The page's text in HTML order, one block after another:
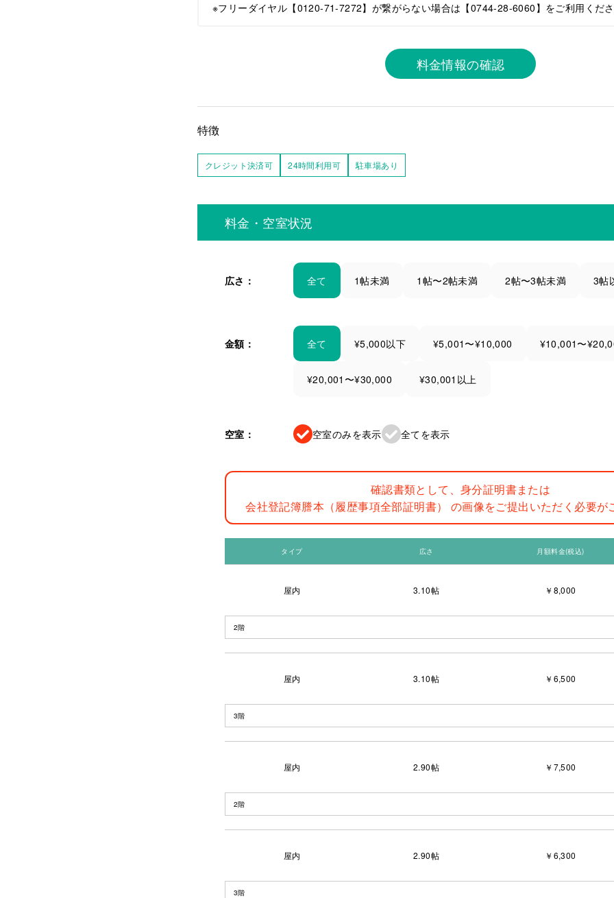
※フリーダイヤル【0120-71-7272】が繋がらない場合は【0744-28-6060】をご利用くだ
料金情報の確認
特徴
クレジット決済可 24時間利用可 駐車場あり
料金・空室状況
広さ： 全て 1帖未満 1帖〜2帖未満 2帖〜3帖未満 3帖
金額： 全て ¥5,000以下 ¥5,001〜¥10,000 ¥10,001〜
¥20,001〜¥30,000 ¥30,001以上
空室： 空室のみを表示 全てを表示
確認書類として、身分証明書または
会社登記簿謄本（履歴事項全部証明書） の画像をご提出いただく必要が
タイプ 広さ 月額料金(税込)
屋内 3.10帖 ￥8,000
2階
屋内 3.10帖 ￥6,500
3階
屋内 2.90帖 ￥7,500
2階
屋内 2.90帖 ￥6,300
3階